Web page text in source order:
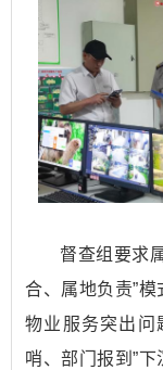
督查组要求
合、属地负责”
物业服务突出问
哨、部门报到”